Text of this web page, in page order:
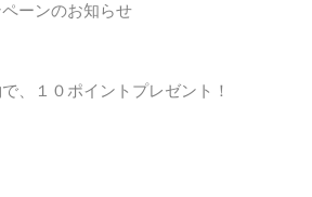
ーンのお知らせ
、１０ポイントプレゼント！